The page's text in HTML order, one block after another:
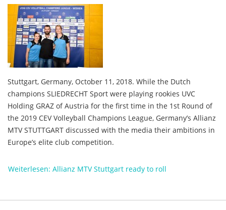
Stuttgart, Germany, October 11, 2018. While the Dutch
champions SLIEDRECHT Sport were playing rookies UVC
Holding GRAZ of Austria for the first time in the 1st Round of
the 2019 CEV Volleyball Champions League, Germany’s Allianz
MTV STUTTGART discussed with the media their ambitions in
Europe’s elite club competition.
Weiterlesen: Allianz MTV Stuttgart ready to roll